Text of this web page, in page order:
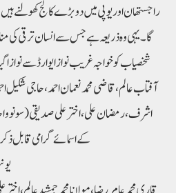
راجستھان اور یوپی میں دو بڑے کالج کھولنے
گا۔ یہی وہ ذریعہ ہے جس سے انسان ترقی
شخصیاب کو خواجہ غریب نواز ایوارڈ سے نوازا
آفتاب عالم، قاضی محمد نعمان احمد، حاجی شکیل
اشرف، رمضان علی، اختر علی صدیقی (سونو
کے اسمائے گرامی قابل